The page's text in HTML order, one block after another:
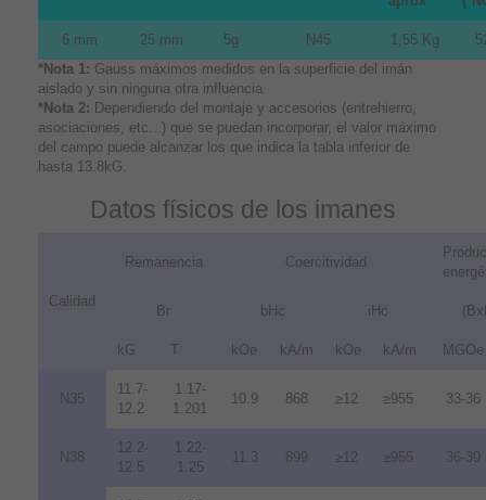
6 mm 25 mm 5g N45 1,55 Kg
*Nota 1: Gauss máximos medidos en la superficie del imán
aislado y sin ninguna otra influencia.
*Nota 2: Dependiendo del montaje y accesorios (entrehierro,
asociaciones, etc...) que se puedan incorporar, el valor máximo
del campo puede alcanzar los que indica la tabla inferior de
hasta 13.8kG.
Datos físicos de los imanes
Calidad
Remanencia Coercitividad
Br bHc iHc
kG T kOe kA/m kOe kA/m MGOe
N35
11.7-
12.2
1.17-
1.201
10.9 868 ≥12 ≥955 33-36
N38
12.2-
12.5
1.22-
1.25
11.3 899 ≥12 ≥955 36-39